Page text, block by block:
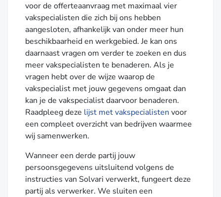
voor de offerteaanvraag met maximaal vier
vakspecialisten die zich bij ons hebben
aangesloten, afhankelijk van onder meer hun
beschikbaarheid en werkgebied. Je kan ons
daarnaast vragen om verder te zoeken en dus
meer vakspecialisten te benaderen. Als je
vragen hebt over de wijze waarop de
vakspecialist met jouw gegevens omgaat dan
kan je de vakspecialist daarvoor benaderen.
Raadpleeg deze lijst met vakspecialisten voor
een compleet overzicht van bedrijven waarmee
wij samenwerken.
Wanneer een derde partij jouw
persoonsgegevens uitsluitend volgens de
instructies van Solvari verwerkt, fungeert deze
partij als verwerker. We sluiten een